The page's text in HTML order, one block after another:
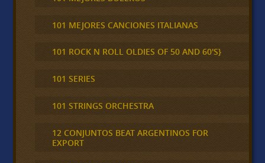
101 MEJORES CANCIONES ITALIANAS
101 ROCK N ROLL OLDIES OF 50 AND 60'S}
101 SERIES
101 STRINGS ORCHESTRA
12 CONJUNTOS BEAT ARGENTINOS FOR
EXPORT